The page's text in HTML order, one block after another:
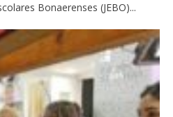
Bonaerenses (JEBO)...